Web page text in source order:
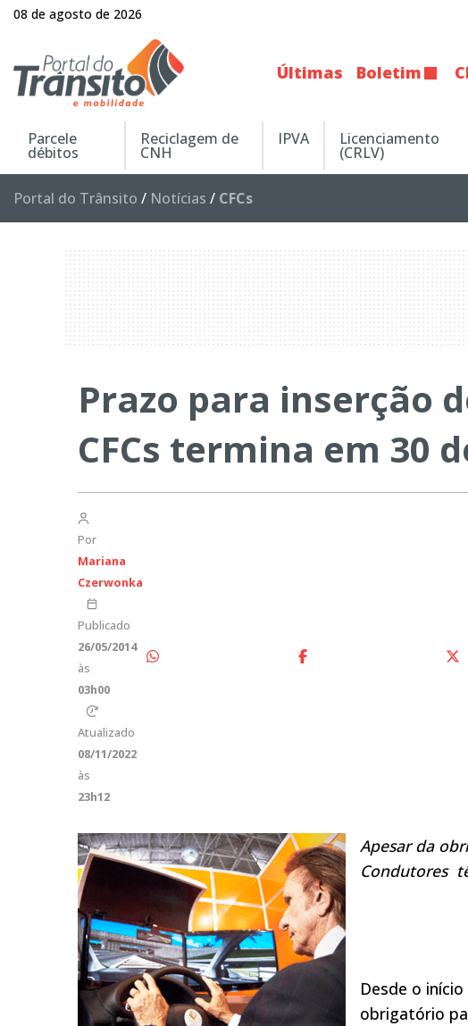
08 de agosto de 2026
Últimas Boletim
Parcele
débitos
Reciclagem de
CNH
IPVA Licenciamento
(CRLV)
Portal do Trânsito / Notícias / CFCs
Prazo para inserção
CFCs termina em 30
Por
Mariana
Czerwonka
Publicado
26/05/2014
às
03h00
Atualizado
08/11/2022
às
23h12
Apesar da
Condutores
Desde o
obrigatório